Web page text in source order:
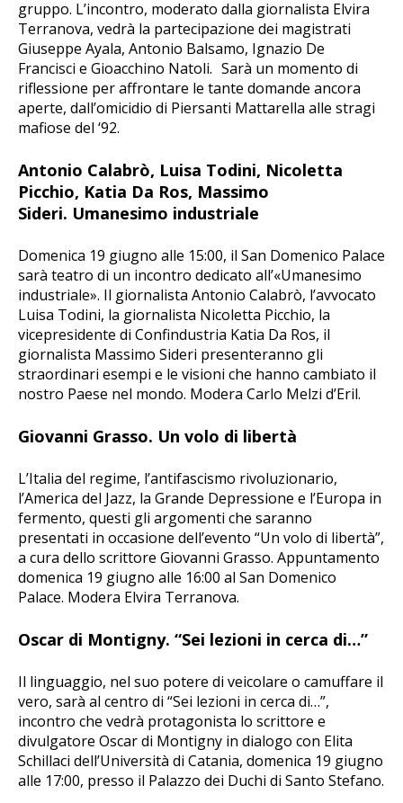
gruppo. L’incontro, moderato dalla giornalista Elvira
Terranova, vedrà la partecipazione dei magistrati
Giuseppe Ayala, Antonio Balsamo, Ignazio De
Francisci e Gioacchino Natoli. Sarà un momento di
riflessione per affrontare le tante domande ancora
aperte, dall’omicidio di Piersanti Mattarella alle stragi
mafiose del ‘92.
Antonio Calabrò, Luisa Todini, Nicoletta
Picchio, Katia Da Ros, Massimo
Sideri. Umanesimo industriale
Domenica 19 giugno alle 15:00, il San Domenico Palace
sarà teatro di un incontro dedicato all’«Umanesimo
industriale». Il giornalista Antonio Calabrò, l’avvocato
Luisa Todini, la giornalista Nicoletta Picchio, la
vicepresidente di Confindustria Katia Da Ros, il
giornalista Massimo Sideri presenteranno gli
straordinari esempi e le visioni che hanno cambiato il
nostro Paese nel mondo. Modera Carlo Melzi d’Eril.
Giovanni Grasso. Un volo di libertà
L’Italia del regime, l’antifascismo rivoluzionario,
l’America del Jazz, la Grande Depressione e l’Europa in
fermento, questi gli argomenti che saranno
presentati in occasione dell’evento “Un volo di libertà”,
a cura dello scrittore Giovanni Grasso. Appuntamento
domenica 19 giugno alle 16:00 al San Domenico
Palace. Modera Elvira Terranova.
Oscar di Montigny. “Sei lezioni in cerca di…”
Il linguaggio, nel suo potere di veicolare o camuffare il
vero, sarà al centro di “Sei lezioni in cerca di…”,
incontro che vedrà protagonista lo scrittore e
divulgatore Oscar di Montigny in dialogo con Elita
Schillaci dell’Università di Catania, domenica 19 giugno
alle 17:00, presso il Palazzo dei Duchi di Santo Stefano.